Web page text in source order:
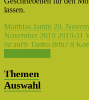
lassen.
Matthias Jamin 20.
November 2019 2019-11
ist auch Tantra drin? 8
Themen
Auswahl